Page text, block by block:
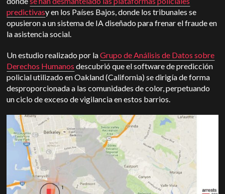
predictivasy en los Países Bajos, donde los tribunales se
opusieron a un sistema de IA diseñado para frenar el fraude en
la asistencia social.
Un estudio realizado por laGrupo de Análisis de Datos sobre
Derechos Humanos descubrió que el software de predicción
policial utilizado en Oakland (California) se dirigía de forma
desproporcionada a las comunidades de color, perpetuando
un ciclo de exceso de vigilancia en estos barrios.